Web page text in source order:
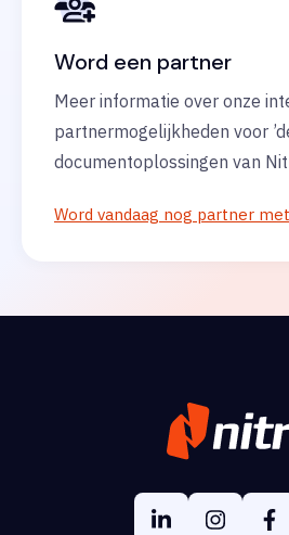
Word een partner
Meer informatie over onze
partnermogelijkheden voor
documentoplossingen van
Word vandaag nog partner